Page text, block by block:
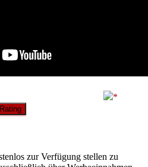
zur Verfügung stellen zu